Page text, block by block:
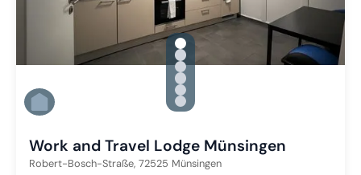
gallery.slide_selector
Zu Slide 1 wechseln
Zu Slide 2 wechseln
Zu Slide 3 wechseln
Zu Slide 4 wechseln
Zu Slide 5 wechseln
Zu Slide 6 wechseln
Work and Travel Lodge Münsingen
Robert-Bosch-Straße, 72525 Münsingen